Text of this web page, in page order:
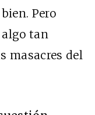
Pero
algo tan
masacres del